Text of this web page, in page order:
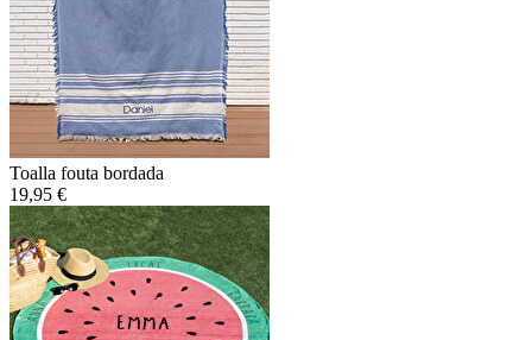
Toalla fouta bordada
19,95 €